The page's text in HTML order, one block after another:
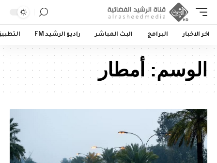
اخر الاخبار البرامج البث المباشر راديو الرشيد FM
الوسم: أمطار